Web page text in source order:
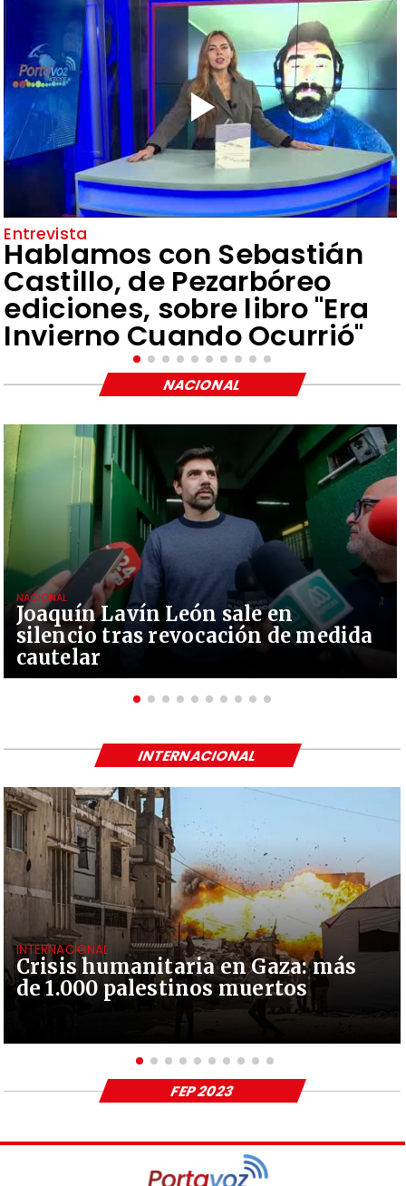
Entrevista
Hablamos con Sebastián
Castillo, de Pezarbóreo
ediciones, sobre libro "Era
Invierno Cuando Ocurrió"
Joaquín Lavín León sale en
silencio tras revocación de medida
cautelar
NACIONAL
NACIONAL
Crisis humanitaria en Gaza: más
de 1.000 palestinos muertos
INTERNACIONAL
INTERNACIONAL
FEP 2023